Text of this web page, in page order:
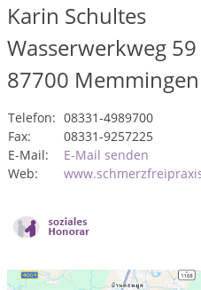
Karin Schultes
Wasserwerkweg
87700 Memmingen
Telefon: 08331-4989700
Fax:
08331-9257225
E-Mail:
E-Mail senden
Web: